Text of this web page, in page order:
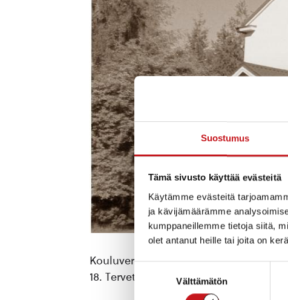
Suostumus
Tämä sivusto käyttää evästeitä
Käytämme evästeitä
ja kävijämäärämme
kumppaneillemme tietoja siitä,
olet antanut heille tai joita on
valinta
Välttämätön
Kouluverkkoa koskevaa
18. Tervetuloa!